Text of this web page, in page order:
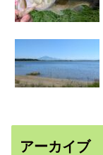
アーカイブ